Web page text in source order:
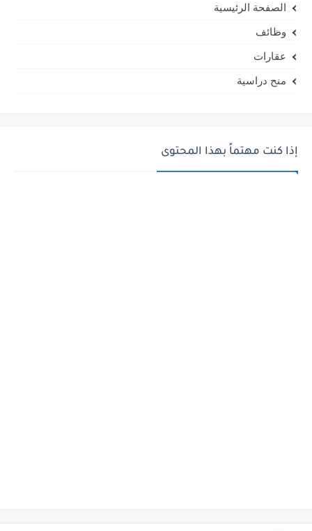
الصفحة الرئيسية
وظائف
عقارات
منح دراسية
إذا كنت مهتماً بهذا المحتوى